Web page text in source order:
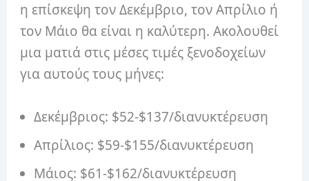
η επίσκεψη τον Δεκέμβριο, τον Απρίλιο ή
τον Μάιο θα είναι η καλύτερη. Ακολουθεί
μια ματιά στις μέσες τιμές ξενοδοχείων
για αυτούς τους μήνες:
Δεκέμβριος: $52-$137/διανυκτέρευση
Απρίλιος: $59-$155/διανυκτέρευση
Μάιος: $61-$162/διανυκτέρευση